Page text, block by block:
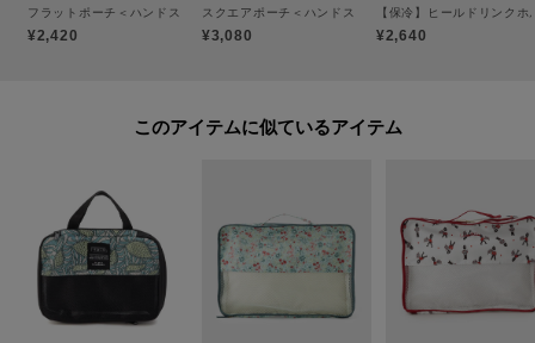
フラットポーチ＜ハンドストラップコレクション＞
¥2,420
スクエアポーチ＜ハンドストラップコレクション＞
¥3,080
【保冷】ヒールドリンクホ
¥2,640
このアイテムに似ているアイテム